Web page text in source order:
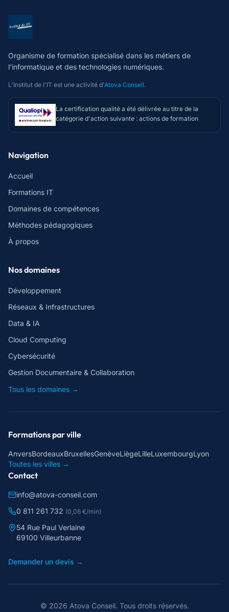
Organisme de formation spécialisé dans les métiers de
l'informatique et des technologies numériques.
L'Institut de l'IT est une activité d'Atova Conseil.
La certification qualité a été délivrée au titre de la
catégorie d'action suivante : actions de formation
Navigation
Accueil
Formations IT
Domaines de compétences
Méthodes pédagogiques
À propos
Nos domaines
Développement
Réseaux & Infrastructures
Data & IA
Cloud Computing
Cybersécurité
Gestion Documentaire & Collaboration
Tous les domaines →
Formations par ville
AnversBordeauxBruxellesGenèveLiègeLilleLuxembourgLyon
Toutes les villes →
Contact
info@atova-conseil.com
0 811 261 732 (0,06 €/min)
54 Rue Paul Verlaine
69100 Villeurbanne
Demander un devis →
© 2026 Atova Conseil. Tous droits réservés.